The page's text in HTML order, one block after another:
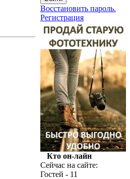
Восстановить пароль.
Регистрация
Кто он-лайн
Сейчас на сайте:
Гостей - 11